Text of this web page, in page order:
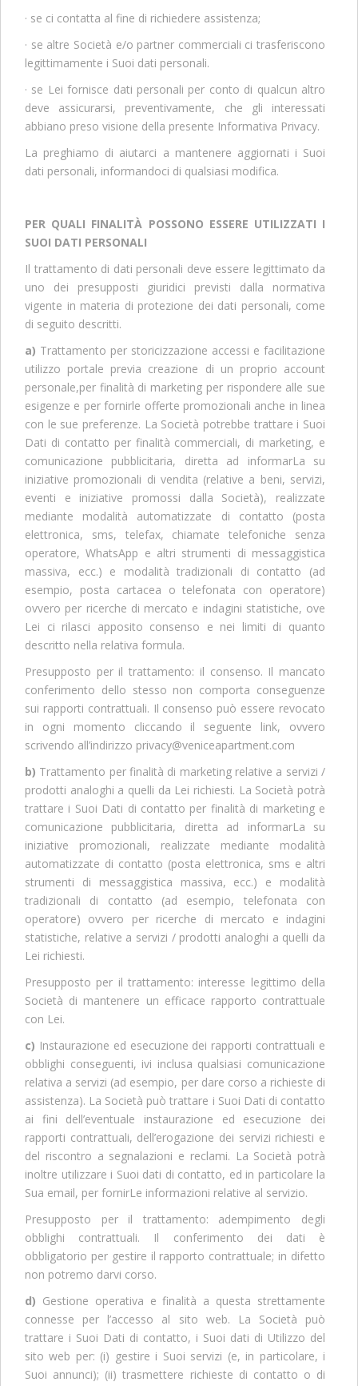
· se ci contatta al fine di richiedere assistenza;
· se altre Società e/o partner commerciali ci trasferiscono
legittimamente i Suoi dati personali.
· se Lei fornisce dati personali per conto di qualcun altro
deve assicurarsi, preventivamente, che gli interessati
abbiano preso visione della presente Informativa Privacy.
La preghiamo di aiutarci a mantenere aggiornati i Suoi
dati personali, informandoci di qualsiasi modifica.
PER QUALI FINALITÀ POSSONO ESSERE UTILIZZATI I
SUOI DATI PERSONALI
Il trattamento di dati personali deve essere legittimato da
uno dei presupposti giuridici previsti dalla normativa
vigente in materia di protezione dei dati personali, come
di seguito descritti.
a) Trattamento per storicizzazione accessi e facilitazione
utilizzo portale previa creazione di un proprio account
personale,per finalità di marketing per rispondere alle sue
esigenze e per fornirle offerte promozionali anche in linea
con le sue preferenze. La Società potrebbe trattare i Suoi
Dati di contatto per finalità commerciali, di marketing, e
comunicazione pubblicitaria, diretta ad informarLa su
iniziative promozionali di vendita (relative a beni, servizi,
eventi e iniziative promossi dalla Società), realizzate
mediante modalità automatizzate di contatto (posta
elettronica, sms, telefax, chiamate telefoniche senza
operatore, WhatsApp e altri strumenti di messaggistica
massiva, ecc.) e modalità tradizionali di contatto (ad
esempio, posta cartacea o telefonata con operatore)
ovvero per ricerche di mercato e indagini statistiche, ove
Lei ci rilasci apposito consenso e nei limiti di quanto
descritto nella relativa formula.
Presupposto per il trattamento: il consenso. Il mancato
conferimento dello stesso non comporta conseguenze
sui rapporti contrattuali. Il consenso può essere revocato
in ogni momento cliccando il seguente link, ovvero
scrivendo all’indirizzo privacy@veniceapartment.com
b) Trattamento per finalità di marketing relative a servizi /
prodotti analoghi a quelli da Lei richiesti. La Società potrà
trattare i Suoi Dati di contatto per finalità di marketing e
comunicazione pubblicitaria, diretta ad informarLa su
iniziative promozionali, realizzate mediante modalità
automatizzate di contatto (posta elettronica, sms e altri
strumenti di messaggistica massiva, ecc.) e modalità
tradizionali di contatto (ad esempio, telefonata con
operatore) ovvero per ricerche di mercato e indagini
statistiche, relative a servizi / prodotti analoghi a quelli da
Lei richiesti.
Presupposto per il trattamento: interesse legittimo della
Società di mantenere un efficace rapporto contrattuale
con Lei.
c) Instaurazione ed esecuzione dei rapporti contrattuali e
obblighi conseguenti, ivi inclusa qualsiasi comunicazione
relativa a servizi (ad esempio, per dare corso a richieste di
assistenza). La Società può trattare i Suoi Dati di contatto
ai fini dell’eventuale instaurazione ed esecuzione dei
rapporti contrattuali, dell’erogazione dei servizi richiesti e
del riscontro a segnalazioni e reclami. La Società potrà
inoltre utilizzare i Suoi dati di contatto, ed in particolare la
Sua email, per fornirLe informazioni relative al servizio.
Presupposto per il trattamento: adempimento degli
obblighi contrattuali. Il conferimento dei dati è
obbligatorio per gestire il rapporto contrattuale; in difetto
non potremo darvi corso.
d) Gestione operativa e finalità a questa strettamente
connesse per l’accesso al sito web. La Società può
trattare i Suoi Dati di contatto, i Suoi dati di Utilizzo del
sito web per: (i) gestire i Suoi servizi (e, in particolare, i
Suoi annunci); (ii) trasmettere richieste di contatto o di